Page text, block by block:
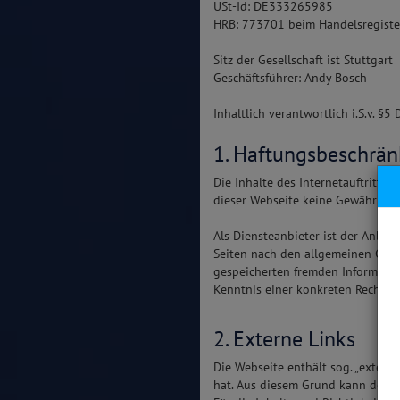
USt-Id: DE333265985
HRB: 773701 beim
Sitz der Gesellschaft ist Stuttgart
Geschäftsführer: Andy Bosch
Inhaltlich verantwortlich i.S.v. §5
1.
Die Inhalte des Internetauftritts
dieser Webseite keine Gewähr
Als Diensteanbieter ist der
Seiten nach den allgemeinen
gespeicherten fremden
Kenntnis einer konkreten
2. Externe Links
Die Webseite enthält sog.
hat. Aus diesem Grund kann der